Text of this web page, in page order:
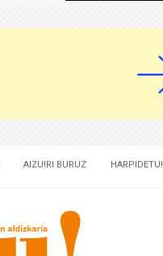
AIZU!RI BURUZ HARPIDETU!